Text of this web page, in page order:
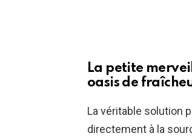
La petite
oasis de
La véritable solution
directement à la